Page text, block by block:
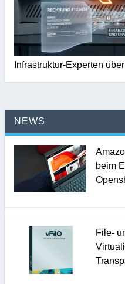
Infrastruktur-Experten
NEWS
beim
File-